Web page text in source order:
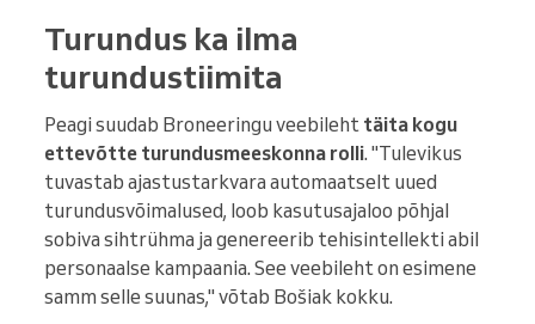
Turundus ka ilma
turundustiimita
Peagi suudab Broneeringu veebileht täita kogu
ettevõtte turundusmeeskonna rolli. "Tulevikus
tuvastab ajastustarkvara automaatselt uued
turundusvõimalused, loob kasutusajaloo põhjal
sobiva sihtrühma ja genereerib tehisintellekti abil
personaalse kampaania. See veebileht on esimene
samm selle suunas," võtab Bošiak kokku.